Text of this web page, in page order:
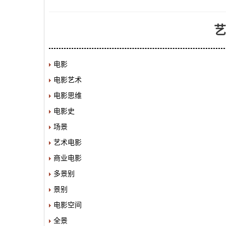
电影
电影艺术
电影思维
电影史
场景
艺术电影
商业电影
多景别
景别
电影空间
全景